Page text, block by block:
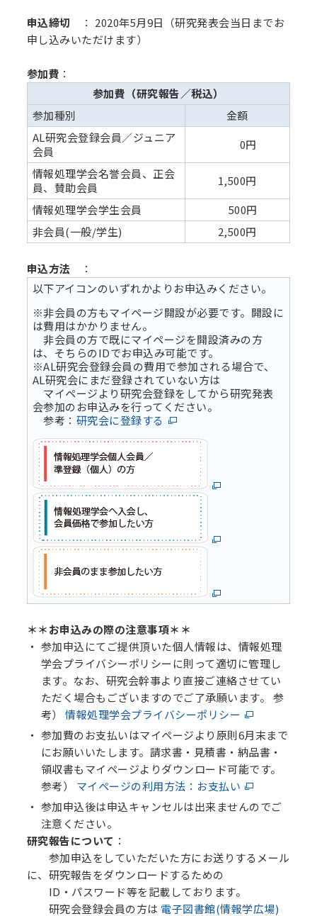
申込締切 ： 2020年5月9日（研究発表会当日までお
申し込みいただけます）
参加費 ：
参加費（研究報告／税込）
参加種別
金額
AL研究会登録会員／ジュニア
会員
0円
情報処理学会名誉会員、正会
員、賛助会員
1,500円
情報処理学会学生会員
500円
非会員(一般/学生)
2,500円
申込方法 ：
以下アイコンのいずれかよりお申込みください。
※非会員の方もマイページ開設が必要です。開設に
は費用はかかりません。
非会員の方で既にマイページを開設済みの方
は、そちらのIDでお申込み可能です。
※AL研究会登録会員の費用で参加される場合で、
AL研究会にまだ登録されていない方は
マイページより研究会登録をしてから研究発表
会参加のお申込みを行ってください。
参考： 研究会に登録する
＊＊お申込みの際の注意事項＊＊
参加申込にてご提供頂いた個人情報は、情報処理
学会プライバシーポリシーに則って適切に管理し
ます。なお、研究会幹事より直接ご連絡させてい
ただく場合もございますのでご了承願います。 参
考）情報処理学会プライバシーポリシー
参加費のお支払いはマイページより原則6月末まで
にお願いいたします。請求書・見積書・納品書・
領収書もマイページよりダウンロード可能です。
参考） マイページの利用方法：お支払い
参加申込後は申込キャンセルは出来ませんのでご
注意ください。
研究報告について ：
参加申込をしていただいた方にお送りするメール
に、研究報告をダウンロードするための
ID・パスワード等を記載しております。
研究会登録会員の方は 電子図書館(情報学広場)